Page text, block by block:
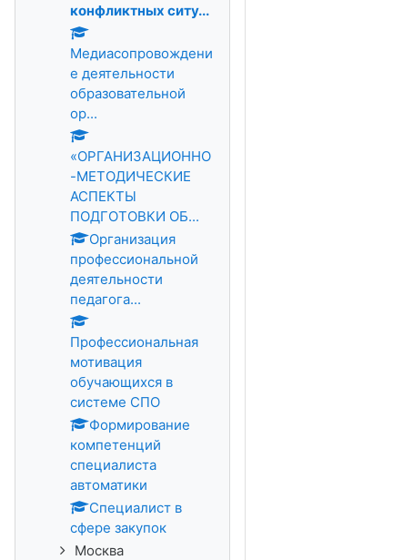
конфликтных ситу...
Медиасопровождени
е деятельности
образовательной
ор...
«ОРГАНИЗАЦИОННО
-МЕТОДИЧЕСКИЕ
АСПЕКТЫ
ПОДГОТОВКИ ОБ...
Организация
профессиональной
деятельности
педагога...
Профессиональная
мотивация
обучающихся в
системе СПО
Формирование
компетенций
специалиста
автоматики
Специалист в
сфере закупок
Москва